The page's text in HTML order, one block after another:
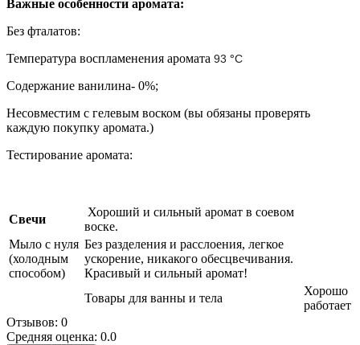
Важные особенности аромата:
Без фталатов:
Температура воспламенения аромата 93 °C
Содержание ванилина- 0%;
Несовместим с гелевым воском (вы обязаны проверять
каждую покупку аромата.)
Тестирование аромата:
Свечи
Хороший и сильный аромат в соевом
воске.
Мыло с нуля
(холодным
способом)
Без разделения и расслоения, легкое
ускорение, никакого обесцвечивания.
Красивый и сильный аромат!
Товары для ванны и тела
Хорошо
работает
Отзывов: 0
Средняя оценка: 0.0